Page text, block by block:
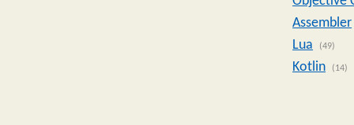
Assembler
Lua
(49)
Kotlin (14)